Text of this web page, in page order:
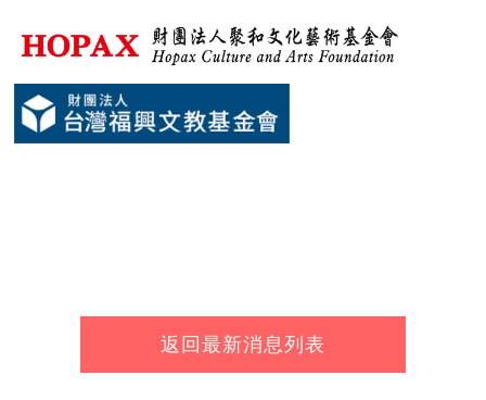
返回最新消息列表